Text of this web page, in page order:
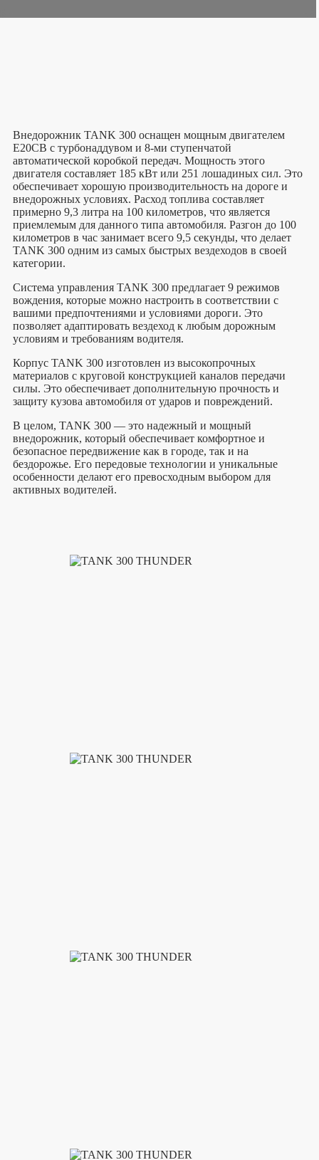
Внедорожник TANK 300 оснащен мощным двигателем
Е20СВ с турбонаддувом и 8-ми ступенчатой
автоматической коробкой передач. Мощность этого
двигателя составляет 185 кВт или 251 лошадиных сил. Это
обеспечивает хорошую производительность на дороге и
внедорожных условиях. Расход топлива составляет
примерно 9,3 литра на 100 километров, что является
приемлемым для данного типа автомобиля. Разгон до 100
километров в час занимает всего 9,5 секунды, что делает
TANK 300 одним из самых быстрых вездеходов в своей
категории.
Система управления TANK 300 предлагает 9 режимов
вождения, которые можно настроить в соответствии с
вашими предпочтениями и условиями дороги. Это
позволяет адаптировать вездеход к любым дорожным
условиям и требованиям водителя.
Корпус TANK 300 изготовлен из высокопрочных
материалов с круговой конструкцией каналов передачи
силы. Это обеспечивает дополнительную прочность и
защиту кузова автомобиля от ударов и повреждений.
В целом, TANK 300 — это надежный и мощный
внедорожник, который обеспечивает комфортное и
безопасное передвижение как в городе, так и на
бездорожье. Его передовые технологии и уникальные
особенности делают его превосходным выбором для
активных водителей.